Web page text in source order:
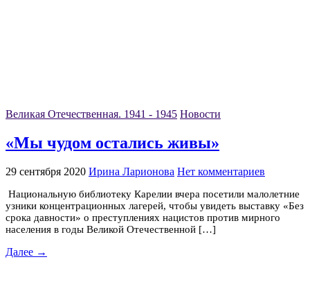
Великая Отечественная. 1941 - 1945 Новости
«Мы чудом остались живы»
29 сентября 2020 Ирина Ларионова Нет комментариев
Национальную библиотеку Карелии вчера посетили малолетние
узники концентрационных лагерей, чтобы увидеть выставку «Без
срока давности» о преступлениях нацистов против мирного
населения в годы Великой Отечественной […]
Далее →